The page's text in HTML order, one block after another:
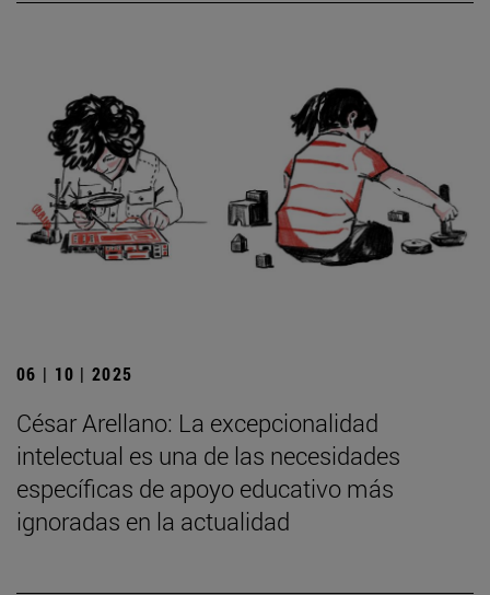
06 | 10 | 2025
César Arellano: La excepcionalidad
intelectual es una de las necesidades
específicas de apoyo educativo más
ignoradas en la actualidad